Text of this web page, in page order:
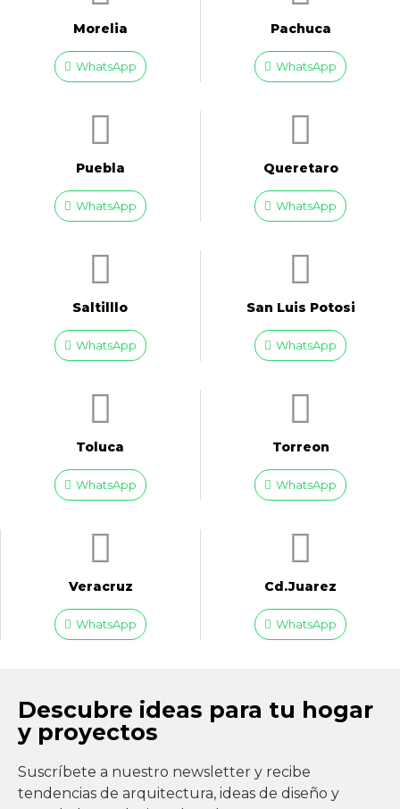
Morelia
WhatsApp
Pachuca
WhatsApp
Puebla
WhatsApp
Queretaro
WhatsApp
Saltilllo
WhatsApp
San Luis Potosi
WhatsApp
Toluca
WhatsApp
Torreon
WhatsApp
Veracruz
WhatsApp
Cd.Juarez
WhatsApp
Descubre ideas para tu hogar
y proyectos
Suscríbete a nuestro newsletter y recibe
tendencias de arquitectura, ideas de diseño y